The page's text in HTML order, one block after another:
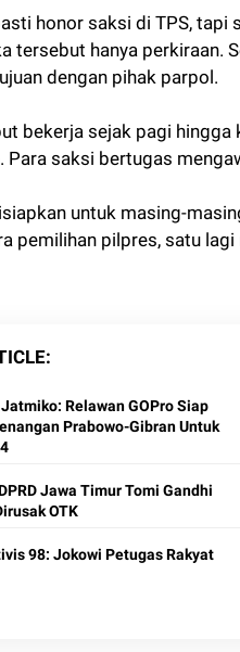
honor saksi di TPS,
tersebut hanya perkiraan.
dengan pihak parpol.
bekerja sejak pagi
Para saksi bertugas
untuk masing-
pemilihan pilpres, satu
Relawan GOPro Siap
Prabowo-Gibran Untuk
Jawa Timur Tomi Gandhi
OTK
98: Jokowi Petugas Rakyat